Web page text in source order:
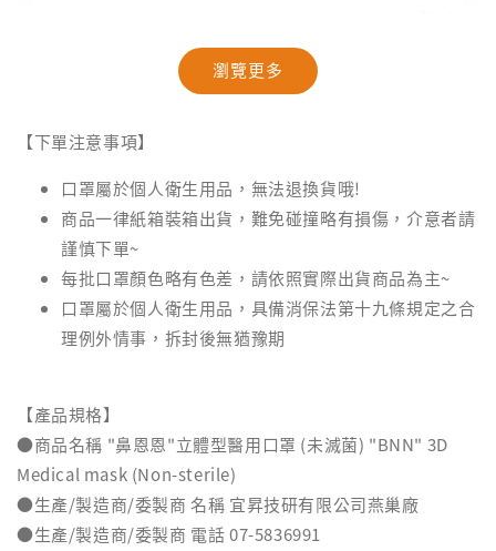
筒面紙｜40抽
NT$ 29
乖聯名款濕紙巾
｜乖乖發財巾｜
28抽/88抽
NT$ 30
瀏覽更多
【下單注意事項】
口罩屬於個人衛生用品，無法退換貨哦!
商品一律紙箱裝箱出貨，難免碰撞略有損傷，介意者請
謹慎下單~
每批口罩顏色略有色差，請依照實際出貨商品為主~
口罩屬於個人衛生用品，具備消保法第十九條規定之合
理例外情事，拆封後無猶豫期
【產品規格】
●商品名稱 "鼻恩恩"立體型醫用口罩 (未滅菌) "BNN" 3D
Medical mask (Non-sterile)
●生產/製造商/委製商 名稱 宜昇技研有限公司燕巢廠
●生產/製造商/委製商 電話 07-5836991